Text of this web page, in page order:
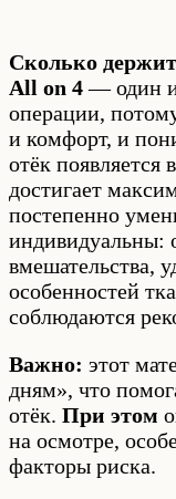
Сколько
All on 4— один
операции,
и комфорт, и
отёк появляется
достигает
постепенно
индивидуальны:
вмешательства,
особенностей
соблюдаются
Важно: этот
дням», что
отёк. При этом
на осмотре,
факторы риска.